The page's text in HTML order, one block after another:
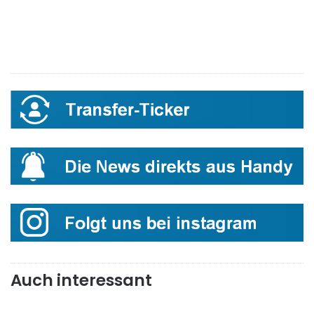
Auch interessant